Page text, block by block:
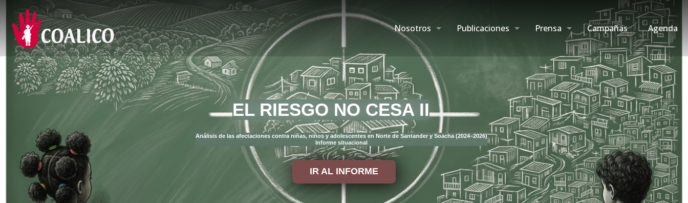
Nosotros Publicaciones Prensa Campañas Agenda
IR AL INFORME
EL RIESGO NO CESA II
Análisis de las afectaciones contra niñas, niños y adolescentes en Norte de Santander y Soacha (2024–2026)
Informe situacional